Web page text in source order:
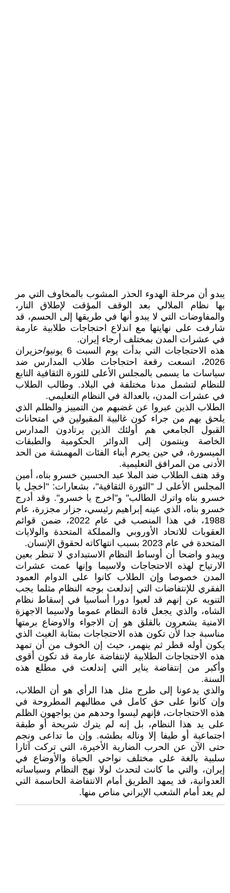
يبدو أن مرحلة الهدوء الحذر المشوب بالمخاوف التي مر
بها نظام الملالي بعد الوقف المؤقت لإطلاق النار،
والمفاوضات التي لا يبدو أنها في طريقها إلى الحسم، قد
شارفت على نهايتها مع اندلاع احتجاجات طلابية عارمة
في عشرات المدن بمختلف أرجاء إيران.
هذه الاحتجاجات التي بدأت يوم السبت 6 يونيو/حزيران
2026، اتسعت رقعة احتجاجات طلاب المدارس ضد
سياسات ما يسمى بالمجلس الأعلى للثورة الثقافية التابع
للنظام لتشمل مدنا مختلفة في البلاد. وطالب الطلاب
في عشرات المدن، بالعدالة في النظام التعليمي.
الطلاب الذين عبروا عن غضبهم من التمييز والظلم الذي
يلحق بهم من جراء کون غالبية المقبولين في امتحانات
القبول الجامعي هم أولئك الذين يرتادون المدارس
الخاصة وينتمون إلى الدوائر الحكومية والطبقات
الميسورة، في حين يحرم أبناء الفئات المهمشة من الحد
الأدنى من المرافق التعليمية.
وقد هتف الطلاب ضد الملا عبد الحسين خسرو بناه، أمين
المجلس الأعلى لـ "الثورة الثقافية"، بشعارات: "اخجل يا
خسرو بناه واترك الطالب" و"اخرج يا خسرو". وقد أدرج
خسرو بناه، الذي عينه إبراهيم رئيسي، جزار مجزرة، عام
1988، في هذا المنصب في عام 2022، ضمن قوائم
العقوبات للاتحاد الأوروبي والمملكة المتحدة والولايات
المتحدة في عام 2023 بسبب انتهاكاته لحقوق الإنسان.
ويبدو واضحا أن أوساط النظام الاستبدادي لا تنظر بعين
الارتياح لهذه الاحتجاجات ولاسيما وإنها عمت عشرات
المدن خصوصا وإن الطلاب کانوا على الدوام العمود
الفقري للإنتفاضات التي إندلعت بوجه النظام مثلما يجب
التنويه عن إنهم قد لعبوا دورا أساسيا في إسقاط نظام
الشاه، والذي يجعل قادة النظام عموما ولاسيما الاجهزة
الامنية يشعرون بالقلق هو إن الاجواء والاوضاع برمتها
مناسبة جدا لأن تکون هذه الاحتجاجات بمثابة الغيث الذي
يکون أوله قطر ثم ينهمر، حيث إن الخوف من أن تمهد
هذه الاحتجاجات الطلابية لإنتفاضة عارمة قد تکون أقوى
وأکبر من إنتفاضة يناير التي إندلعت في مطلع هذه
السنة.
والذي يدعونا إلى طرح مثل هذا الرأي هو أن الطلاب،
وإن كانوا على حق كامل في مطالبهم المطروحة في
هذه الاحتجاجات، فإنهم ليسوا وحدهم من يواجهون الظلم
على يد هذا النظام، بل إنه لم يترك شريحة أو طبقة
اجتماعية أو طيفا إلا وناله بطشه. وإن ما تداعى ونجم
حتى الآن عن الحرب الضارية الأخيرة، التي تركت آثارا
سلبية بالغة على مختلف نواحي الحياة والأوضاع في
إيران، والتي ما كانت لتحدث لولا نهج النظام وسياساته
العدوانية، قد يمهد الطريق أمام الانتفاضة الحاسمة التي
لم يعد أمام الشعب الإيراني مناص منها.